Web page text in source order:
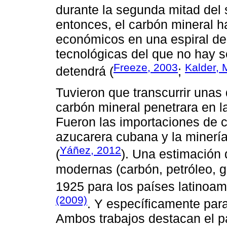
durante la segunda mitad
entonces, el carbón mineral
económicos en una espiral
tecnológicas del que no hay
detendrá (Freeze, 2003; Kalder,
Tuvieron que transcurrir
carbón mineral penetrara en
Fueron las importaciones de
azucarera cubana y la
(Yáñez, 2012). Una estimación
modernas (carbón, petróleo,
1925 para los países
(2009). Y específicamente
Ambos trabajos destacan el